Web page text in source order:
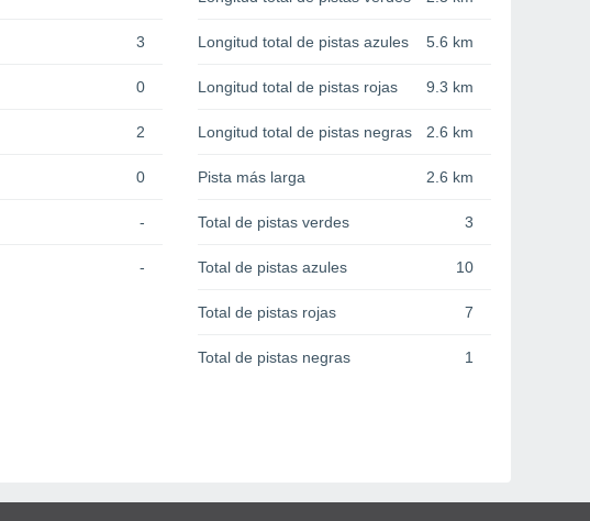
3
0
2
0
-
-
Longitud total de pistas azules 5.6 km
Longitud total de pistas rojas 9.3 km
Longitud total de pistas negras 2.6 km
Pista más larga 2.6 km
Total de pistas verdes 3
Total de pistas azules 10
Total de pistas rojas 7
Total de pistas negras 1